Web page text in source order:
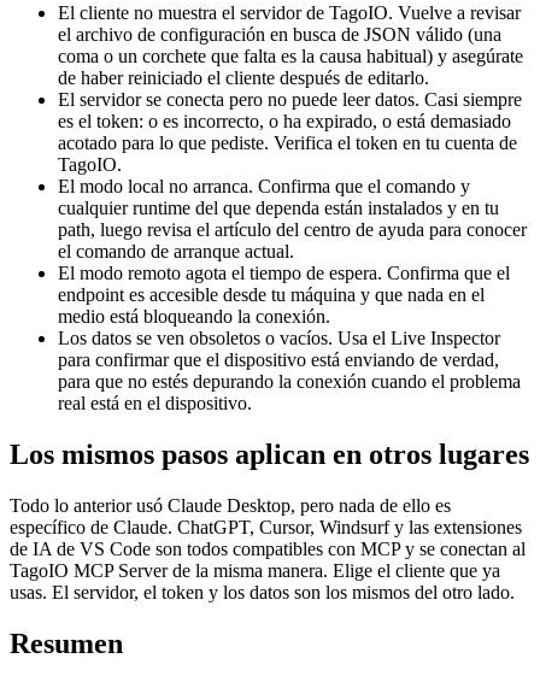
El cliente no muestra el servidor de TagoIO. Vuelve a revisar
el archivo de configuración en busca de JSON válido (una
coma o un corchete que falta es la causa habitual) y asegúrate
de haber reiniciado el cliente después de editarlo.
El servidor se conecta pero no puede leer datos. Casi siempre
es el token: o es incorrecto, o ha expirado, o está demasiado
acotado para lo que pediste. Verifica el token en tu cuenta de
TagoIO.
El modo local no arranca. Confirma que el comando y
cualquier runtime del que dependa están instalados y en tu
path, luego revisa el artículo del centro de ayuda para conocer
el comando de arranque actual.
El modo remoto agota el tiempo de espera. Confirma que el
endpoint es accesible desde tu máquina y que nada en el
medio está bloqueando la conexión.
Los datos se ven obsoletos o vacíos. Usa el Live Inspector
para confirmar que el dispositivo está enviando de verdad,
para que no estés depurando la conexión cuando el problema
real está en el dispositivo.
Los mismos pasos aplican en otros lugares
Todo lo anterior usó Claude Desktop, pero nada de ello es
específico de Claude. ChatGPT, Cursor, Windsurf y las extensiones
de IA de VS Code son todos compatibles con MCP y se conectan al
TagoIO MCP Server de la misma manera. Elige el cliente que ya
usas. El servidor, el token y los datos son los mismos del otro lado.
Resumen